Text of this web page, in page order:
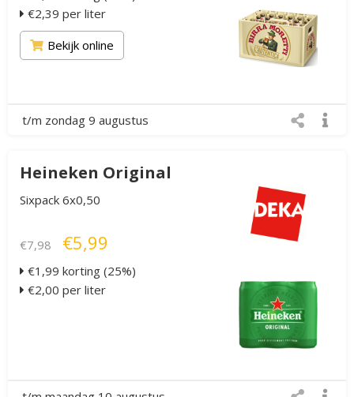
€2,39 per liter
Bekijk online
t/m zondag 9 augustus
Heineken Original
Sixpack 6x0,50
€7,98 €5,99
€1,99 korting (25%)
€2,00 per liter